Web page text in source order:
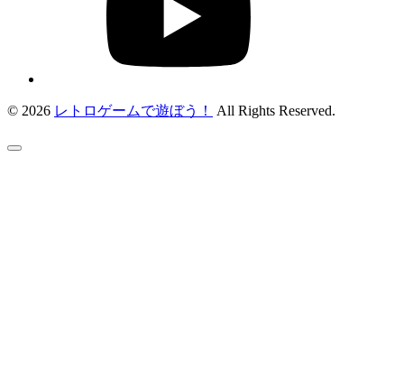
© 2026 レトロゲームで遊ぼう！ All Rights Reserved.